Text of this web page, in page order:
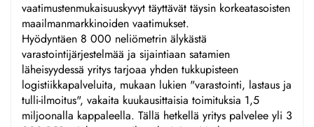
vaatimustenmukaisuuskyvyt täyttävät täysin korkeatasoisten
maailmanmarkkinoiden vaatimukset.
Hyödyntäen 8 000 neliömetrin älykästä
varastointijärjestelmää ja sijaintiaan satamien
läheisyydessä yritys tarjoaa yhden tukkupisteen
logistiikkapalveluita, mukaan lukien "varastointi, lastaus ja
tulli-ilmoitus", vakaita kuukausittaisia toimituksia 1,5
miljoonalla kappaleella. Tällä hetkellä yritys palvelee yli 3